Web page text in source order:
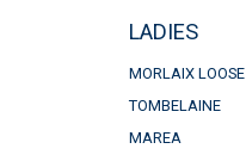
LADIES
MORLAIX LOOSE
TOMBELAINE
MAREA